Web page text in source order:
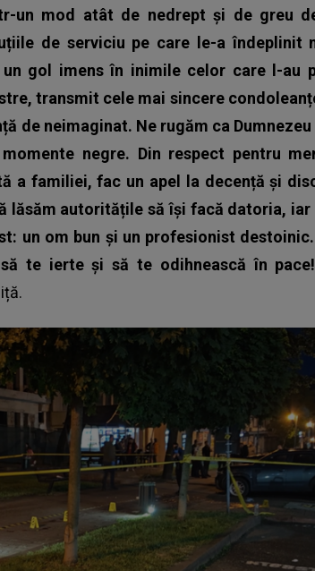
un mod atât de nedrept și de greu
de serviciu pe care le-a îndeplinit
gol imens în inimile celor care l-au
transmit cele mai sincere
de neimaginat. Ne rugăm ca Dumnezeu
negre. Din respect pentru
a familiei, fac un apel la decență și
lăsăm autoritățile să își facă datoria, iar
un om bun și un profesionist
te ierte și să te odihnească în